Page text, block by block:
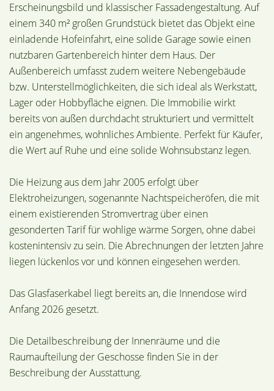
Erscheinungsbild und klassischer Fassadengestaltung. Auf
einem 340 m² großen Grundstück bietet das Objekt eine
einladende Hofeinfahrt, eine solide Garage sowie einen
nutzbaren Gartenbereich hinter dem Haus. Der
Außenbereich umfasst zudem weitere Nebengebäude
bzw. Unterstellmöglichkeiten, die sich ideal als Werkstatt,
Lager oder Hobbyfläche eignen. Die Immobilie wirkt
bereits von außen durchdacht strukturiert und vermittelt
ein angenehmes, wohnliches Ambiente. Perfekt für Käufer,
die Wert auf Ruhe und eine solide Wohnsubstanz legen.
Die Heizung aus dem Jahr 2005 erfolgt über
Elektroheizungen, sogenannte Nachtspeicheröfen, die mit
einem existierenden Stromvertrag über einen
gesonderten Tarif für wohlige wärme Sorgen, ohne dabei
kostenintensiv zu sein. Die Abrechnungen der letzten Jahre
liegen lückenlos vor und können eingesehen werden.
Das Glasfaserkabel liegt bereits an, die Innendose wird
Anfang 2026 gesetzt.
Die Detailbeschreibung der Innenräume und die
Raumaufteilung der Geschosse finden Sie in der
Beschreibung der Ausstattung.